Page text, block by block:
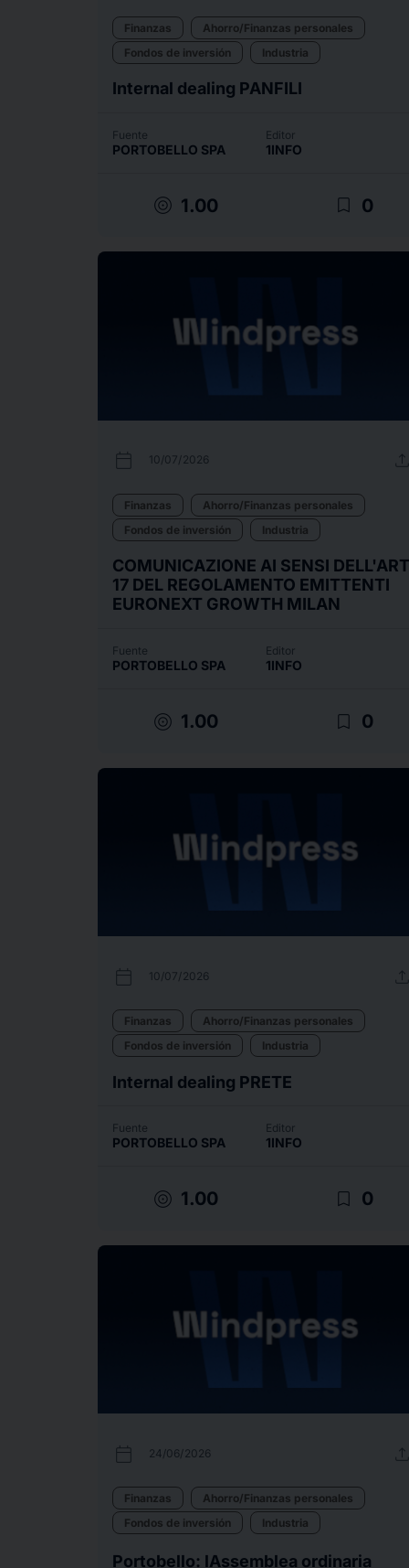
Finanzas
Ahorro/Finanzas personales
Fondos de inversión
Industria
Internal dealing PANFILI
Fuente
PORTOBELLO SPA
Editor
1INFO
target 1.00 bookmark_border 0
calendar_today 10/07/2026
Finanzas
Ahorro/Finanzas personales
Fondos de inversión
Industria
COMUNICAZIONE AI SENSI
17 DEL REGOLAMENTO EMITTENTI
EURONEXT GROWTH MILAN
Fuente
PORTOBELLO SPA
Editor
1INFO
target 1.00 bookmark_border 0
calendar_today 10/07/2026
Finanzas
Ahorro/Finanzas personales
Fondos de inversión
Industria
Internal dealing PRETE
Fuente
PORTOBELLO SPA
Editor
1INFO
target 1.00 bookmark_border 0
calendar_today 24/06/2026
Finanzas
Ahorro/Finanzas personales
Fondos de inversión
Industria
Portobello: lAssemblea ordinaria